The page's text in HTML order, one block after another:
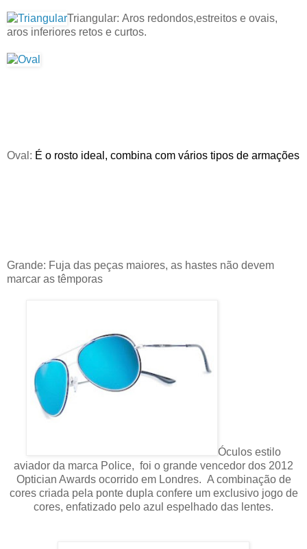
Triangular: Aros redondos,estreitos e ovais,
aros inferiores retos e curtos.
Oval: É o rosto ideal, combina com vários tipos de armações
Grande: Fuja das peças maiores, as hastes não devem
marcar as têmporas
Óculos estilo
aviador da marca Police, foi o grande vencedor dos 2012
Optician Awards ocorrido em Londres. A combinação de
cores criada pela ponte dupla confere um exclusivo jogo de
cores, enfatizado pelo azul espelhado das lentes.